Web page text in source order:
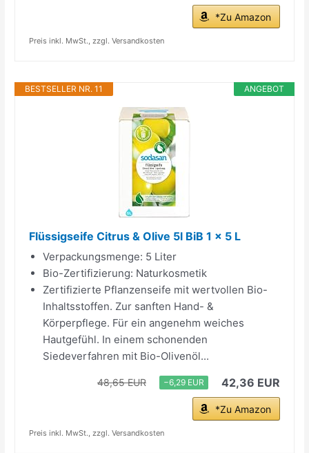
*Zu Amazon
Preis inkl. MwSt., zzgl. Versandkosten
ANGEBOT
BESTSELLER NR. 11
Flüssigseife Citrus & Olive 5l BiB 1 x 5 L
Verpackungsmenge: 5 Liter
Bio-Zertifizierung: Naturkosmetik
Zertifizierte Pflanzenseife mit wertvollen Bio-
Inhaltsstoffen. Zur sanften Hand- &
Körperpflege. Für ein angenehm weiches
Hautgefühl. In einem schonenden
Siedeverfahren mit Bio-Olivenöl...
48,65 EUR −6,29 EUR 42,36 EUR
*Zu Amazon
Preis inkl. MwSt., zzgl. Versandkosten